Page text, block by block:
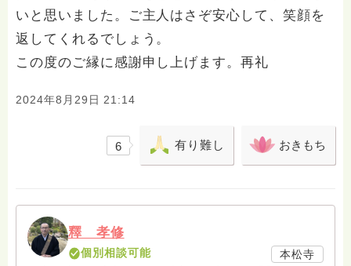
いと思いました。ご主人はさぞ安心して、笑顔を
返してくれるでしょう。
この度のご縁に感謝申し上げます。再礼
2024年8月29日 21:14
6 有り難し おきもち
釋 孝修
個別相談可能
本松寺